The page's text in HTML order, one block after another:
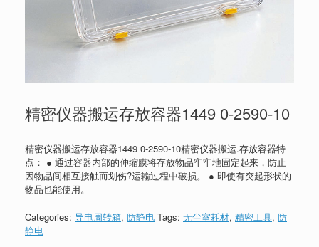
精密仪器搬运存放容器1449 0-2590-10
精密仪器搬运存放容器1449 0-2590-10精密仪器搬运.存放容器特
点： ● 通过容器内部的伸缩膜将存放物品牢牢地固定起来，防止
因物品间相互接触而划伤?运输过程中破损。 ● 即使有突起形状的
物品也能使用。
Categories: 导电周转箱, 防静电 Tags: 无尘室耗材, 精密工具, 防
静电